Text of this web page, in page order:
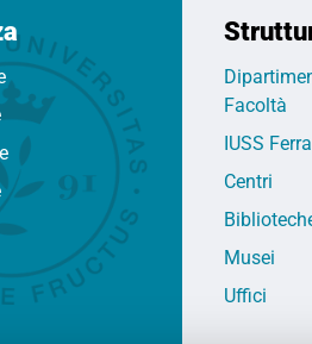
Facoltà
IUSS
Centri
Musei
Uffici